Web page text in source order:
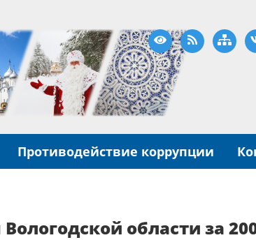
Версия для
RSS Карта
Противодействие коррупции
области за